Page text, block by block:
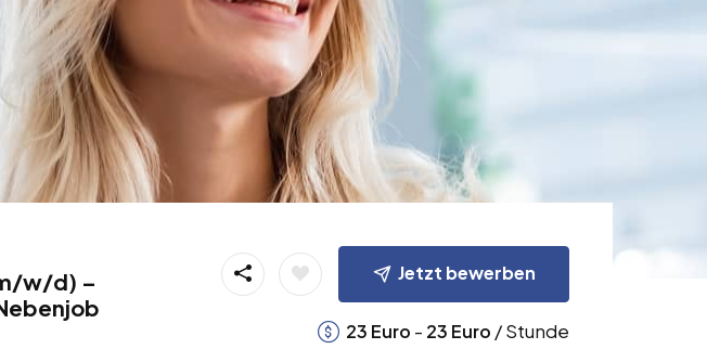
w/d) –
Jetzt bewerben
23 Euro - 23 Euro / Stunde